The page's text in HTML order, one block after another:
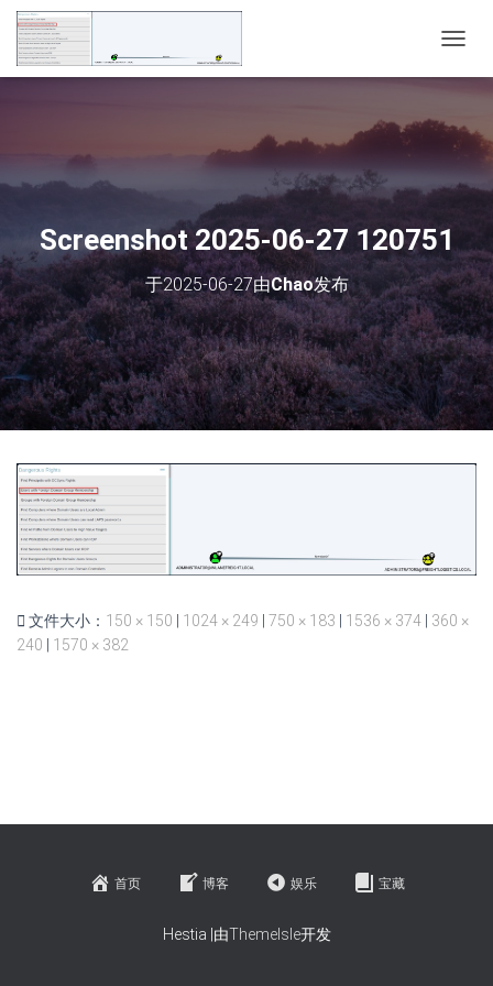
换
Screenshot 2025-06-27 120751
于2025-06-27由Chao发布
文件大小： 150 × 150 1024 × 249 750 × 183 1536 × 374
360 ×
240
1570 × 382
首页 博客 娱乐 宝藏
Hestia |由ThemeIsle开发